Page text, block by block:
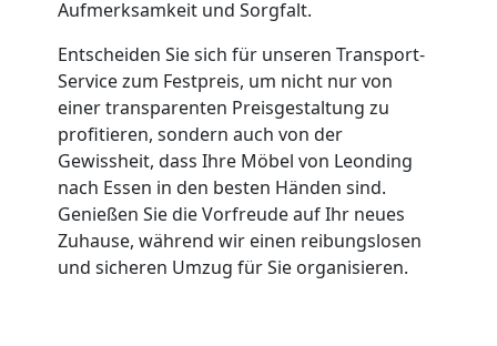
Aufmerksamkeit und Sorgfalt.
Entscheiden Sie sich für unseren Transport-
Service zum Festpreis, um nicht nur von
einer transparenten Preisgestaltung zu
profitieren, sondern auch von der
Gewissheit, dass Ihre Möbel von Leonding
nach Essen in den besten Händen sind.
Genießen Sie die Vorfreude auf Ihr neues
Zuhause, während wir einen reibungslosen
und sicheren Umzug für Sie organisieren.
Umzüge
Leonding
Vereinsumzug
Leonding